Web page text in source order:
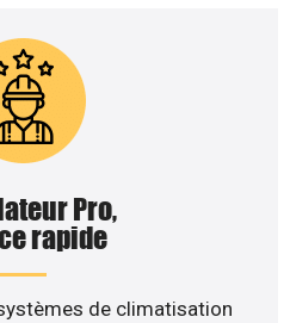
Pro,
rapide
de climatisation